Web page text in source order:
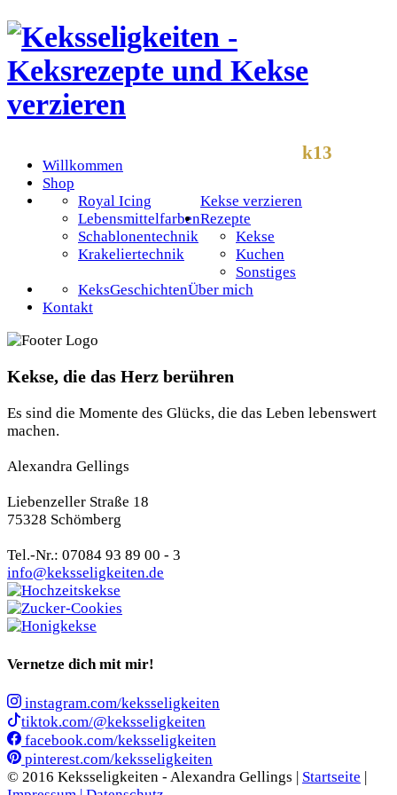
Willkommen
Shop
Kekse verzieren
Royal Icing
Lebensmittelfarben
Schablonentechnik
Krakeliertechnik
Rezepte
Kekse
Kuchen
Sonstiges
Über mich
KeksGeschichten
Kontakt
k13
Kekse, die das Herz berühren
Es sind die Momente des Glücks, die das Leben lebenswert
machen.
Alexandra Gellings
Liebenzeller Straße 18
75328 Schömberg
Tel.-Nr.: 07084 93 89 00 - 3
info@keksseligkeiten.de
Vernetze dich mit mir!
instagram.com/keksseligkeiten
tiktok.com/@keksseligkeiten
facebook.com/keksseligkeiten
pinterest.com/keksseligkeiten
© 2016 Keksseligkeiten - Alexandra Gellings | Startseite |